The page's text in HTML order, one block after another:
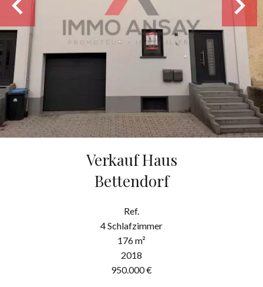
Verkauf Haus
Bettendorf
Ref.
4 Schlafzimmer
176 m²
2018
950.000 €